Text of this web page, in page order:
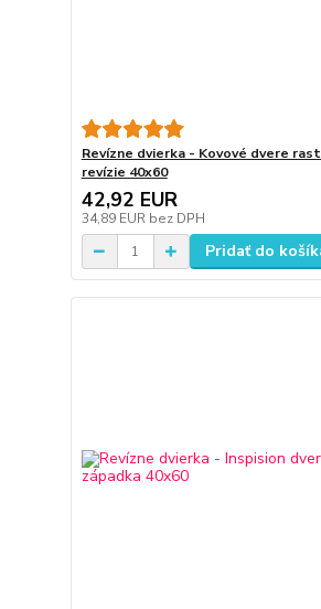
Revízne dvierka - Kovové dvere
revízie 40x60
42,92 EUR
34,89 EUR bez DPH
Pridať do